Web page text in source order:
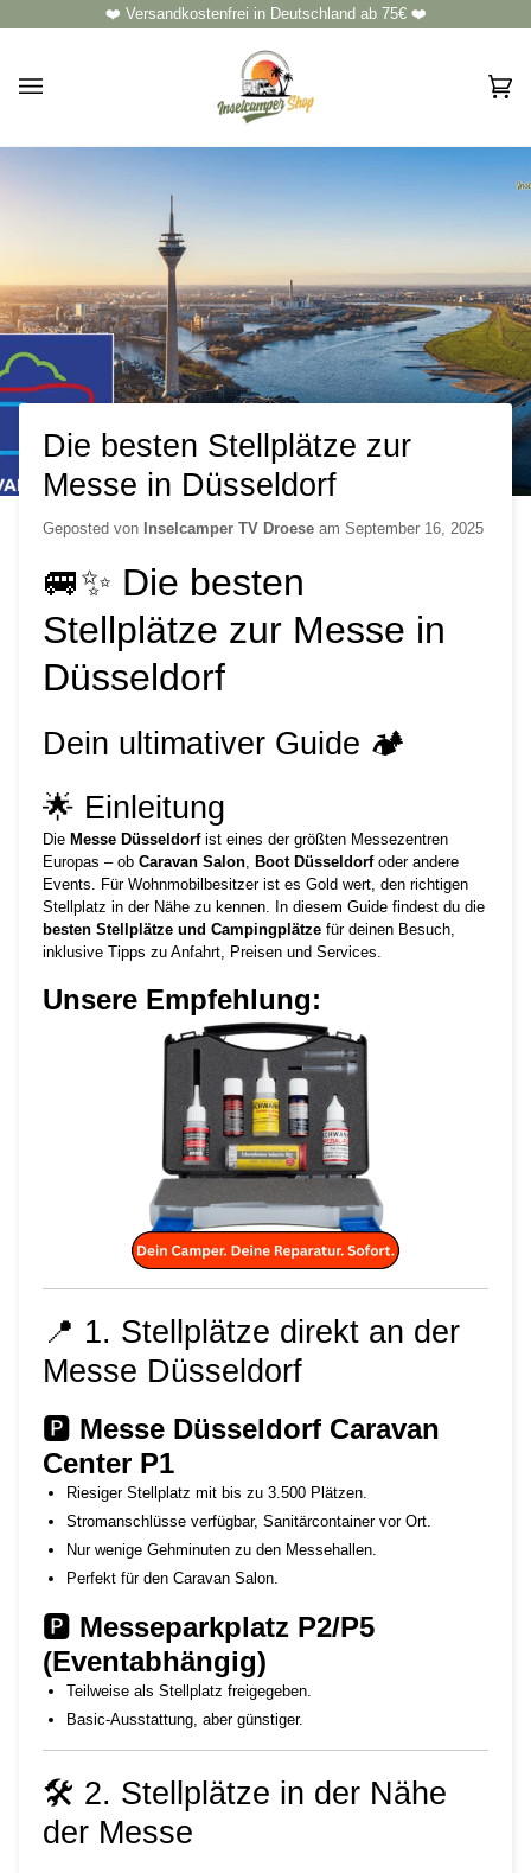
zum
❤️ Versandkostenfrei in Deutschland ab 75€ ❤️
(0)
Die besten Stellplätze zur
Messe in Düsseldorf
Geposted von Inselcamper TV Droese am September 16, 2025
🚐✨ Die besten
Stellplätze zur Messe in
Düsseldorf
Dein ultimativer Guide 🏕️
🌟 Einleitung
Die Messe Düsseldorfist eines der größten Messezentren
Europas – ob Caravan Salon Boot Düsseldorfoder andere
Events. Für Wohnmobilbesitzer ist es Gold wert, den richtigen
Stellplatz in der Nähe zu kennen. In diesem Guide findest du die
besten Stellplätze und Campingplätze für deinen Besuch,
inklusive Tipps zu Anfahrt, Preisen und Services.
Unsere Empfehlung:
📍 1. Stellplätze direkt an der
Messe Düsseldorf
🅿 Messe Düsseldorf Caravan
Center P1
Riesiger Stellplatz mit bis zu 3.500 Plätzen.
Stromanschlüsse verfügbar, Sanitärcontainer vor Ort.
Nur wenige Gehminuten zu den Messehallen.
Perfekt für den Caravan Salon.
🅿 Messeparkplatz P2/P5
(Eventabhängig)
Teilweise als Stellplatz freigegeben.
Basic-Ausstattung, aber günstiger.
🛠 2. Stellplätze in der Nähe
der Messe